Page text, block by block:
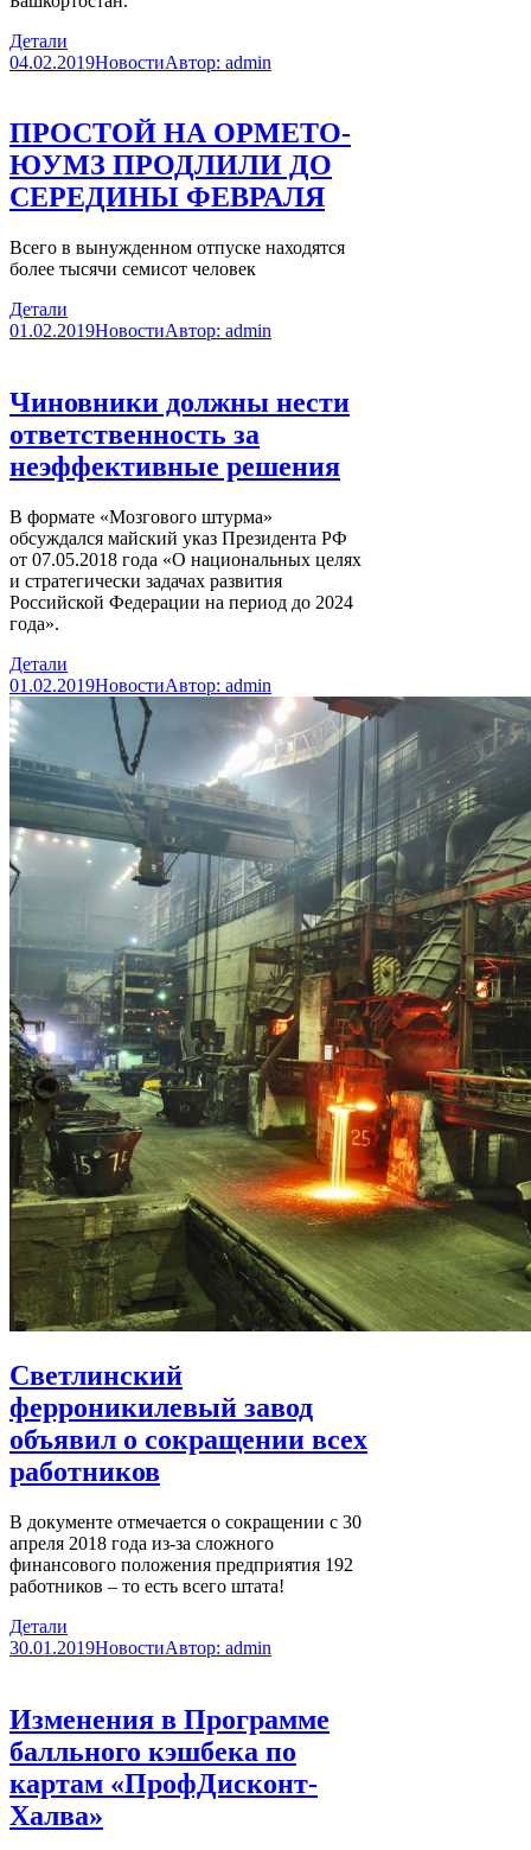
Детали
04.02.2019НовостиАвтор: admin
ПРОСТОЙ НА ОРМЕТО-
ЮУМЗ ПРОДЛИЛИ ДО
СЕРЕДИНЫ ФЕВРАЛЯ
Всего в вынужденном отпуске находятся
более тысячи семисот человек
Детали
01.02.2019НовостиАвтор: admin
Чиновники должны нести
ответственность за
неэффективные решения
В формате «Мозгового штурма»
обсуждался майский указ Президента РФ
от 07.05.2018 года «О национальных целях
и стратегически задачах развития
Российской Федерации на период до 2024
года».
Детали
01.02.2019НовостиАвтор: admin
Светлинский
ферроникилевый завод
объявил о сокращении всех
работников
В документе отмечается о сокращении с 30
апреля 2018 года из-за сложного
финансового положения предприятия 192
работников – то есть всего штата!
Детали
30.01.2019НовостиАвтор: admin
Изменения в Программе
балльного кэшбека по
картам «ПрофДисконт-
Халва»